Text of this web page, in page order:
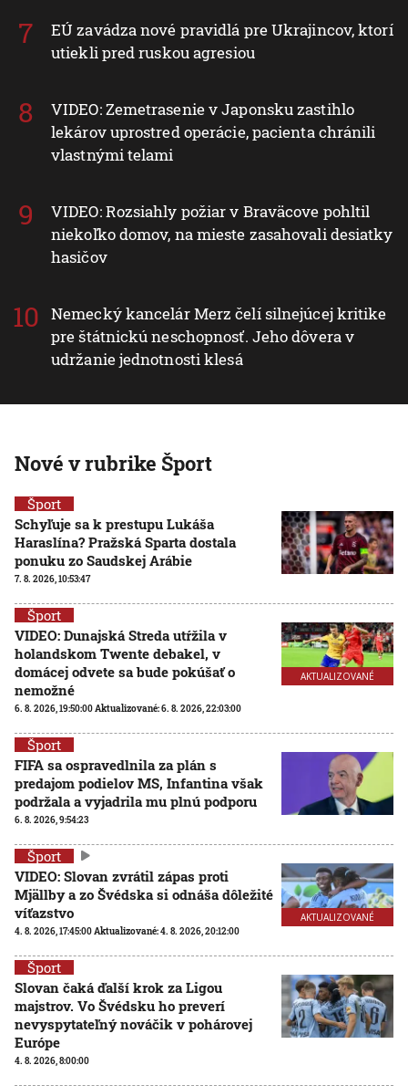
EÚ zavádza nové pravidlá pre Ukrajincov, ktorí
utiekli pred ruskou agresiou
VIDEO: Zemetrasenie v Japonsku zastihlo
lekárov uprostred operácie, pacienta chránili
vlastnými telami
VIDEO: Rozsiahly požiar v Braväcove pohltil
niekoľko domov, na mieste zasahovali desiatky
hasičov
Nemecký kancelár Merz čelí silnejúcej kritike
pre štátnickú neschopnosť. Jeho dôvera v
udržanie jednotnosti klesá
Nové v rubrike Šport
Šport
Schyľuje sa k prestupu Lukáša
Haraslína? Pražská Sparta dostala
ponuku zo Saudskej Arábie
7. 8. 2026, 10:53:47
AKTUALIZOVANÉ
Šport
VIDEO: Dunajská Streda utŕžila v
holandskom Twente debakel, v
domácej odvete sa bude pokúšať o
nemožné
6. 8. 2026, 19:50:00 Aktualizované:6. 8. 2026, 22:03:00
Šport
FIFA sa ospravedlnila za plán s
predajom podielov MS, Infantina však
podržala a vyjadrila mu plnú podporu
6. 8. 2026, 9:54:23
AKTUALIZOVANÉ
Šport
VIDEO: Slovan zvrátil zápas proti
Mjällby a zo Švédska si odnáša dôležité
víťazstvo
4. 8. 2026, 17:45:00 Aktualizované:4. 8. 2026, 20:12:00
Šport
Slovan čaká ďalší krok za Ligou
majstrov. Vo Švédsku ho preverí
nevyspytateľný nováčik v pohárovej
Európe
4. 8. 2026, 8:00:00